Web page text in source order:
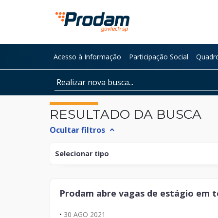
Pular para o Conteúdo principal
Acesso à Informação Participação Social
RESULTADO DA BUSCA
Ocultar filtros expand_less
Selecionar tipo
Documento
Prodam abre vagas de estágio em
• 30 AGO 2021